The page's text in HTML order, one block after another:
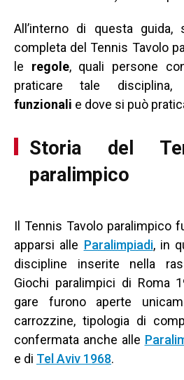
All’interno di questa guida,
completa del Tennis Tavolo
le regole, quali persone
praticare tale
funzionali e dove si può
Storia del
paralimpico
Il Tennis Tavolo paralimpico
apparsi alle Paralimpiadi, in
discipline inserite nella
Giochi paralimpici di Roma
gare furono aperte
carrozzine, tipologia di
confermata anche alle
e di Tel Aviv 1968.